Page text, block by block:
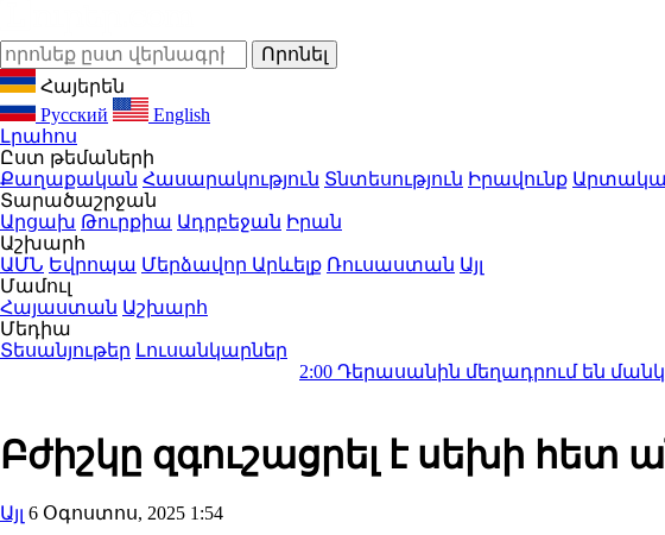
Հայերեն
Русский
English
Լրահոս
Ըստ թեմաների
Քաղաքական Հասարակություն Տնտեսություն Իրավունք
Տարածաշրջան
Արցախ Թուրքիա Ադրբեջան Իրան
Աշխարհ
ԱՄՆ Եվրոպա Մերձավոր Արևելք Ռուսաստան Այլ
Մամուլ
Հայաստան Աշխարհ
Մեդիա
Տեսանյութեր Լուսանկարներ
Դերասանին մեղադրում են
Բժիշկը զգուշացրել է սեխի
Այլ 6 Օգոստոս, 2025 1:54